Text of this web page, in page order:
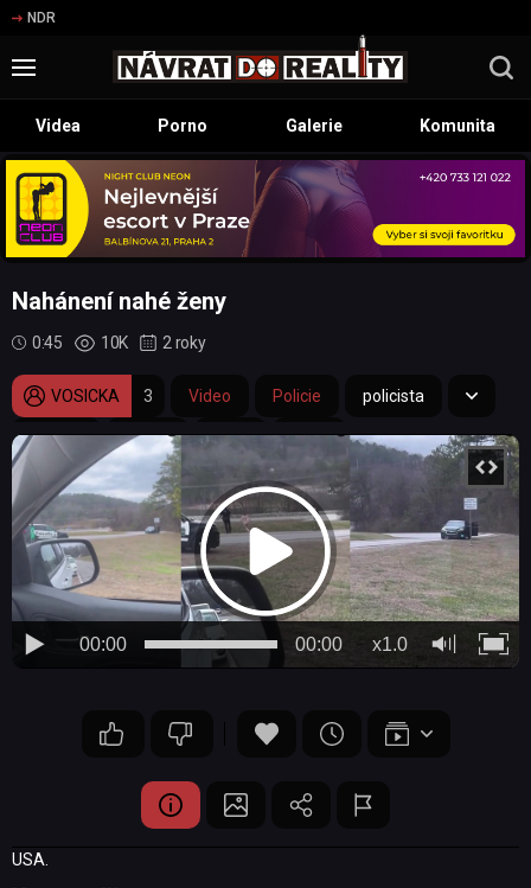
NDR
Videa Porno Galerie Komunita
Nahánení nahé ženy
0:45 10K 2 roky
VOSICKA 3 Video Policie policista
nahota naháč žena nahá
00:00 x1.0
00:00
USA.